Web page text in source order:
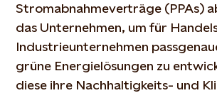
Stromabnahmeverträge (PPAs)
das Unternehmen, um für
Industrieunternehmen
grüne Energielösungen zu
diese ihre Nachhaltigkeits- und